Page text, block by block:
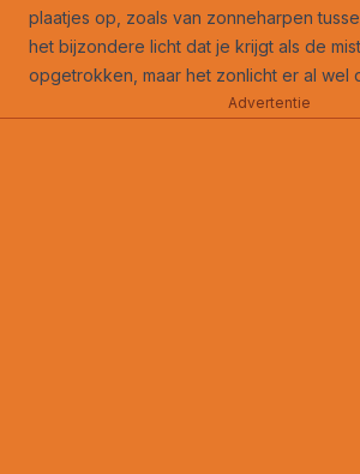
plaatjes op, zoals van zonneharpen
het bijzondere licht dat je krijgt als de
opgetrokken, maar het zonlicht er al wel
Advertentie